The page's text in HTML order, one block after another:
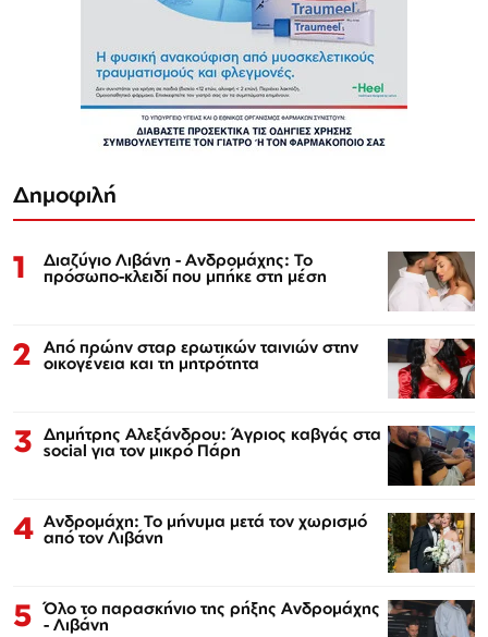
Δημοφιλή
1 Διαζύγιο Λιβάνη - Ανδρομάχης: Το
πρόσωπο-κλειδί που μπήκε στη μέση
2 Από πρώην σταρ ερωτικών ταινιών στην
οικογένεια και τη μητρότητα
3 Δημήτρης Αλεξάνδρου: Άγριος καβγάς στα
social για τον μικρό Πάρη
4 Ανδρομάχη: Το μήνυμα μετά τον χωρισμό
από τον Λιβάνη
5 Όλο το παρασκήνιο της ρήξης Ανδρομάχης
- Λιβάνη